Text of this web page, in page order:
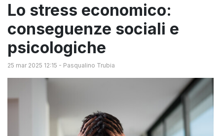
Lo stress economico:
conseguenze sociali e
psicologiche
25 mar 2025 12:15 - Pasqualino Trubia